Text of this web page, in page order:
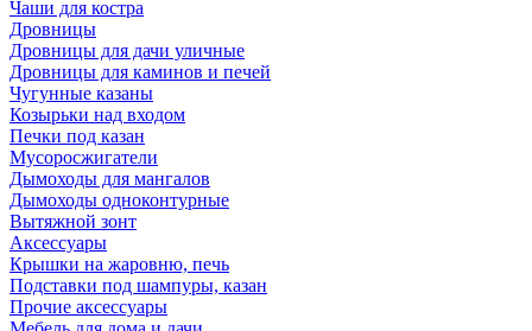
Чаши для костра
Дровницы
Дровницы для дачи уличные
Дровницы для каминов и печей
Чугунные казаны
Козырьки над входом
Печки под казан
Мусоросжигатели
Дымоходы для мангалов
Дымоходы одноконтурные
Вытяжной зонт
Аксессуары
Крышки на жаровню, печь
Подставки под шампуры, казан
Прочие аксессуары